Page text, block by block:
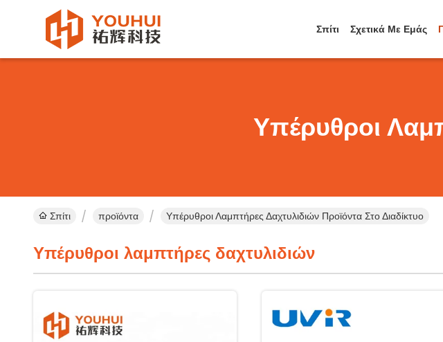
Σπίτι Σχετικά Με Εμάς
Υπέρυθροι
Σπίτι προϊόντα Υπέρυθροι Λαμπτήρες Δαχτυλιδιών Προϊόντα Στο Διαδίκτυο
Υπέρυθροι λαμπτήρες δαχτυλιδιών